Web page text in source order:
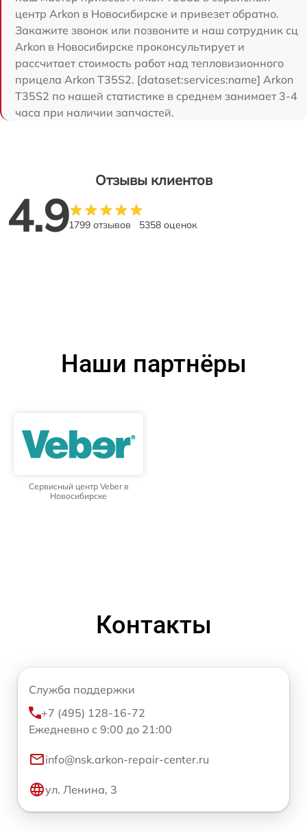
центр Arkon в Новосибирске и привезет обратно.
Закажите звонок или позвоните и наш сотрудник сц
Arkon в Новосибирске проконсультирует и
рассчитает стоимость работ над тепловизионного
прицела Arkon T35S2. [dataset:services:name] Arkon
T35S2 по нашей статистике в среднем занимает 3-4
часа при наличии запчастей.
Отзывы клиентов
4.91799 отзывов 5358 оценок
Наши партнёры
Сервисный центр Veber в
Новосибирске
Контакты
Служба поддержки
+7 (495) 128-16-72
Ежедневно с 9:00 до 21:00
info@nsk.arkon-repair-center.ru
ул. Ленина, 3